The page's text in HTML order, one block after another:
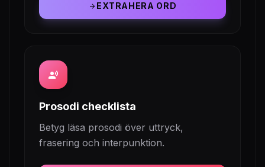
arrow_forwardEXTRAHERA ORD
record_voice_over
Prosodi checklista
Betyg läsa prosodi över uttryck,
frasering och interpunktion.